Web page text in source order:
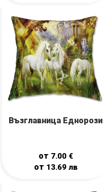
Възглавница Еднорози
от 7.00 €
от 13.69 лв